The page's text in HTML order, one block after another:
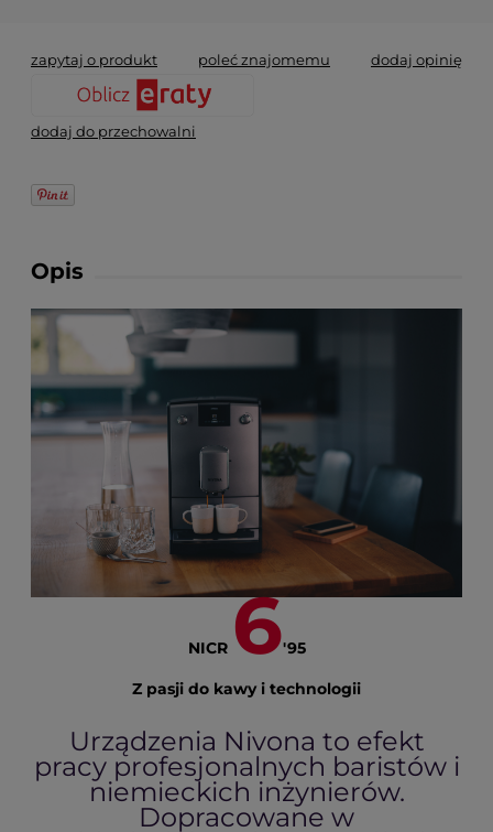
zapytaj o produkt poleć znajomemu dodaj opinię
dodaj do przechowalni
Opis
NICR6'95
Z pasji do kawy i technologii
Urządzenia Nivona to efekt
pracy profesjonalnych baristów i
niemieckich inżynierów.
Dopracowane w